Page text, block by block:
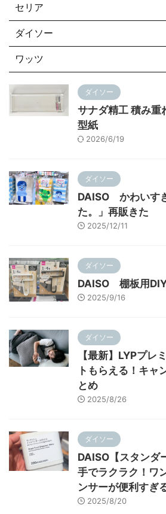
セリア
ダイソー
ワッツ
ダイソー
サナダ精工 積み
型紙
2026/6/19
ダイソー
DAISO かわいす
た。」再販きた
2025/12/11
ダイソー
DAISO 棚板用
2025/9/16
ダイソー
【最新】LYPプ
トもらえる！キャ
とめ
2025/8/26
ダイソー
DAISO【スタンダ
手でラクラク！ワ
ンサーが便利すぎ
2025/8/20